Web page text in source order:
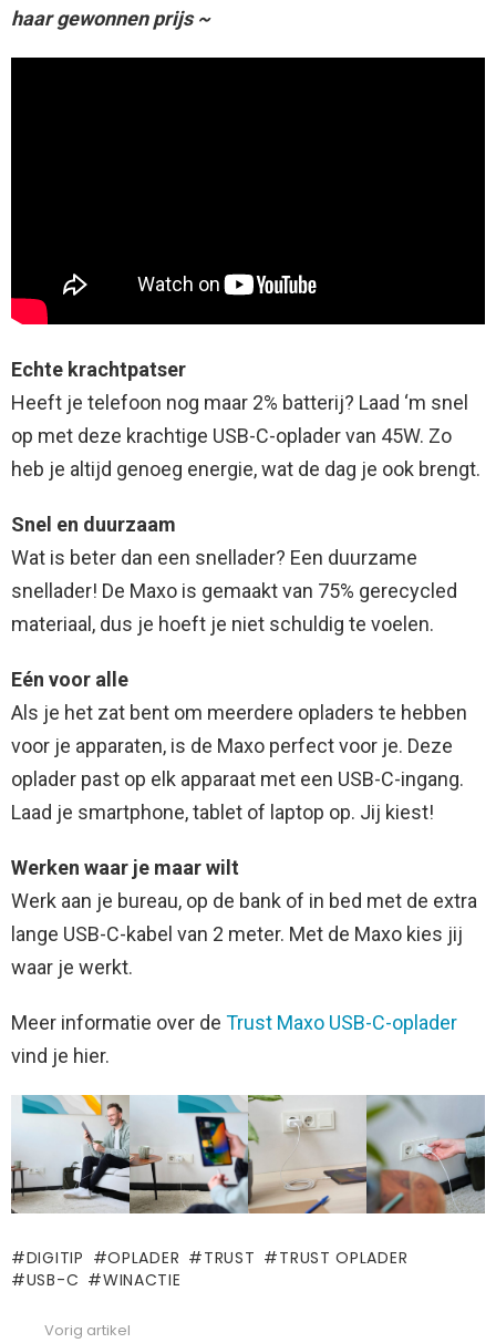
haar gewonnen prijs ~
Echte krachtpatser
Heeft je telefoon nog maar 2% batterij? Laad ‘m snel
op met deze krachtige USB-C-oplader van 45W. Zo
heb je altijd genoeg energie, wat de dag je ook brengt.
Snel en duurzaam
Wat is beter dan een snellader? Een duurzame
snellader! De Maxo is gemaakt van 75% gerecycled
materiaal, dus je hoeft je niet schuldig te voelen.
Eén voor alle
Als je het zat bent om meerdere opladers te hebben
voor je apparaten, is de Maxo perfect voor je. Deze
oplader past op elk apparaat met een USB-C-ingang.
Laad je smartphone, tablet of laptop op. Jij kiest!
Werken waar je maar wilt
Werk aan je bureau, op de bank of in bed met de extra
lange USB-C-kabel van 2 meter. Met de Maxo kies jij
waar je werkt.
Meer informatie over de Trust Maxo USB-C-oplader
vind je hier.
DIGITIP OPLADER TRUST
TRUST OPLADER
USB-C
WINACTIE
Vorig artikel